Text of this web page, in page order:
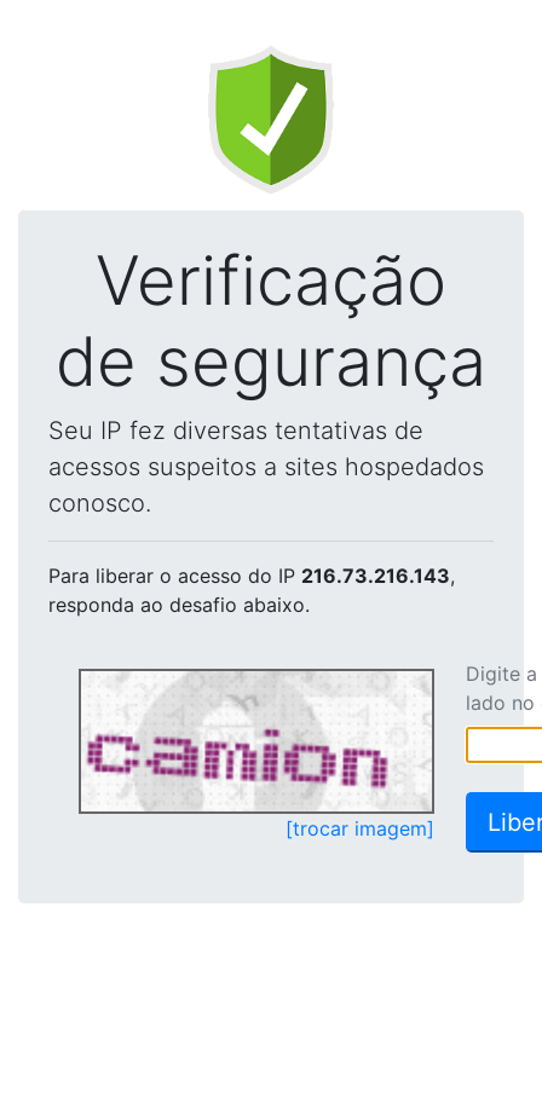
Verificação
de segurança
Seu IP fez diversas tentativas de
acessos suspeitos a sites hospedados
conosco.
Para liberar o acesso do IP 216.73.216.143,
responda ao desafio abaixo.
[trocar imagem]
Digite
lado no